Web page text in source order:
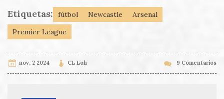
Etiquetas: fútbol Newcastle
Arsenal
Premier League
nov, 2 2024 CL Loh 9 Comentarios